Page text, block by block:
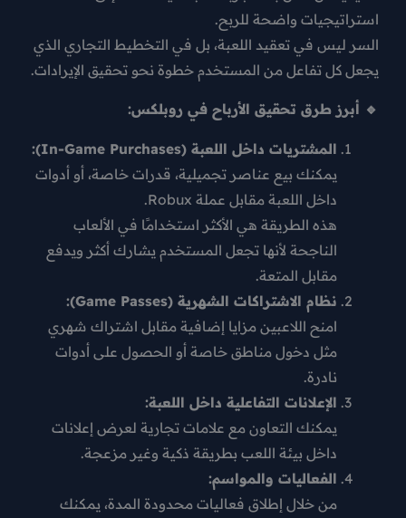
استراتيجيات واضحة للربح.
السر ليس في تعقيد اللعبة، بل في التخطيط التجاري الذي
يجعل كل تفاعل من المستخدم خطوة نحو تحقيق الإيرادات.
🔹 أبرز طرق تحقيق الأرباح في روبلكس:
المشتريات داخل اللعبة (In-Game Purchases):
يمكنك بيع عناصر تجميلية، قدرات خاصة، أو أدوات
داخل اللعبة مقابل عملة Robux.
هذه الطريقة هي الأكثر استخدامًا في الألعاب
الناجحة لأنها تجعل المستخدم يشارك أكثر ويدفع
مقابل المتعة.
نظام الاشتراكات الشهرية (Game Passes):
امنح اللاعبين مزايا إضافية مقابل اشتراك شهري
مثل دخول مناطق خاصة أو الحصول على أدوات
نادرة.
الإعلانات التفاعلية داخل اللعبة:
يمكنك التعاون مع علامات تجارية لعرض إعلانات
داخل بيئة اللعب بطريقة ذكية وغير مزعجة.
الفعاليات والمواسم:
من خلال إطلاق فعاليات محدودة المدة، يمكنك